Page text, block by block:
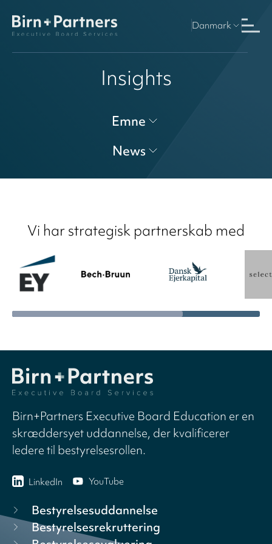
Danmark
Insights
Emne
News
Vi har strategisk partnerskab med
Birn+Partners Executive Board Education er en
skræddersyet uddannelse, der kvalificerer
ledere til bestyrelsesrollen.
LinkedIn YouTube
Bestyrelsesuddannelse
Bestyrelsesrekruttering